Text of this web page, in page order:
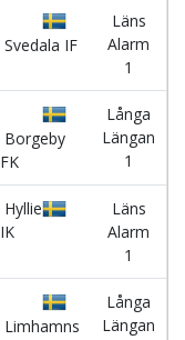
Svedala IF
Läns
Alarm
1
Borgeby
FK
Långa
Längan
1
Hyllie
IK
Läns
Alarm
1
Limhamns
Långa
Längan